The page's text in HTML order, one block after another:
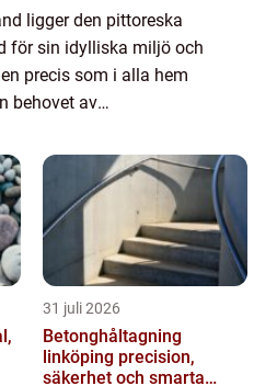
ligger den pittoreska
för sin idylliska miljö och
precis som i alla hem
behovet av
31 juli 2026
Betonghåltagning
linköping precision,
säkerhet och smarta